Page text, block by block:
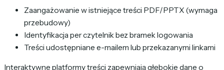
Zaangażowanie w istniejące treści PDF/PPTX (wymaga
przebudowy)
Identyfikacja per czytelnik bez bramek logowania
Treści udostępniane e-mailem lub przekazanymi linkami
Interaktywne platformy treści zapewniają głębokie dane o